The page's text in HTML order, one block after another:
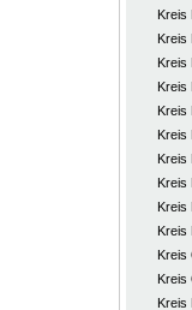
Kreis
Kreis
Kreis
Kreis
Kreis
Kreis
Kreis
Kreis
Kreis
Kreis
Kreis
Kreis
Kreis